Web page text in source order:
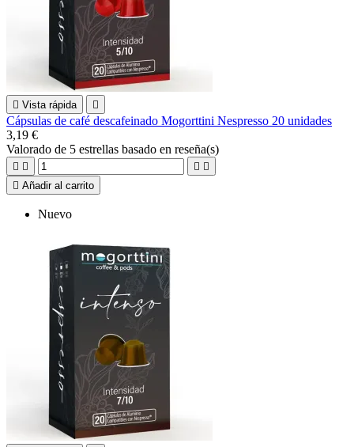
 Vista rápida 
Cápsulas de café descafeinado Mogorttini Nespresso 20 unidades
3,19 €
Valorado de 5 estrellas basado en reseña(s)
   
 Añadir al carrito
Nuevo